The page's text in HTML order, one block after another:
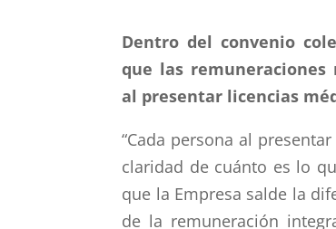
Dentro del convenio
que las remuneraciones
al presentar licencias
“Cada persona al
claridad de cuánto es lo
que la Empresa salde la
de la remuneración